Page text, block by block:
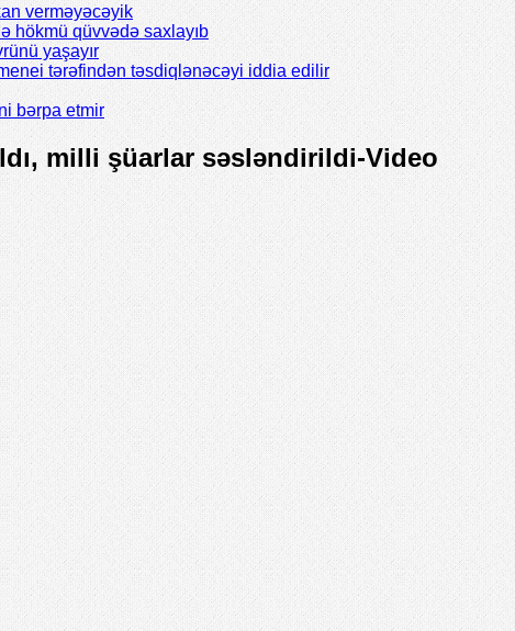
verməyəcəyik
hökmü qüvvədə saxlayıb
yaşayır
tərəfindən təsdiqlənəcəyi iddia edilir
bərpa etmir
milli şüarlar səsləndirildi-Video